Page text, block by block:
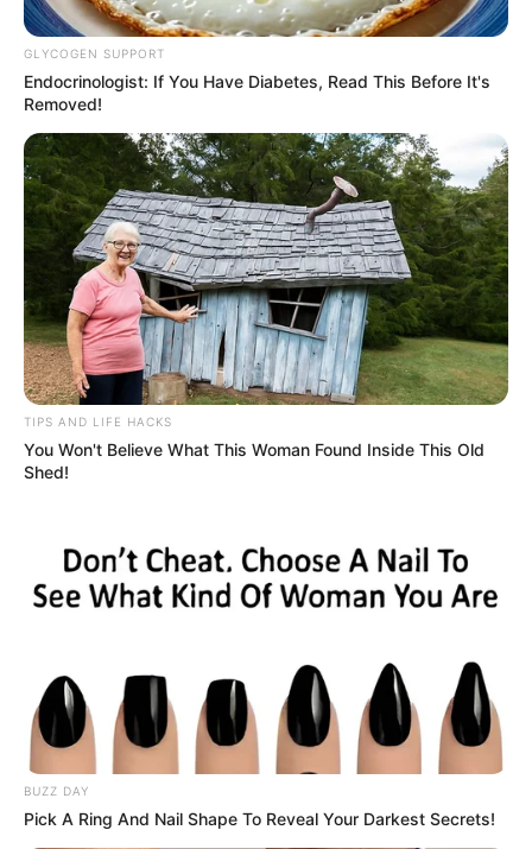
Collage Alerta Bogotá - Colprensa y logo de los
Guinness World Records
Pedalee por el Récord Guinness: Bogotá tendrá Ciclovía
de 17 horas
Por:July Morales
Agosto 5, 2025
COMPARTIR
En el marco delFestival de Verano 2025
, Bogotá
celebrará una jornada histórica que consolida a la capital
como un referente internacional en cultura ciudadana,
movilidad sostenible y recreación al aire libre.
Este jueves 7 de agosto, coincidiendo con la
conmemoración de la Batalla de Boyacá, se hará una
GLYCOGEN SUPPORT
Endocrinologist: If You Have Diabetes, Read This Before It's
Removed!
TIPS AND LIFE HACKS
You Won't Believe What This Woman Found Inside This Old
Shed!
BUZZ DAY
Pick A Ring And Nail Shape To Reveal Your Darkest Secrets!